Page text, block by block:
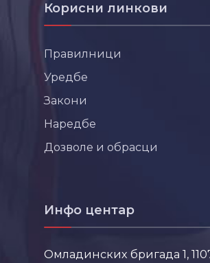
Корисни линкови
Правилници
Уредбе
Закони
Наредбе
Дозволе и обрасци
Инфо центар
Омладинских бригада 1,